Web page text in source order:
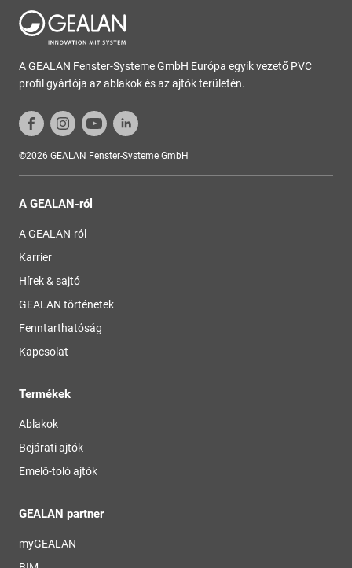
A GEALAN Fenster-Systeme GmbH Európa egyik vezető PVC
profil gyártója az ablakok és az ajtók területén.
©2026 GEALAN Fenster-Systeme GmbH
A GEALAN-ról
A GEALAN-ról
Karrier
Hírek & sajtó
GEALAN történetek
Fenntarthatóság
Kapcsolat
Termékek
Ablakok
Bejárati ajtók
Emelő-toló ajtók
GEALAN partner
myGEALAN